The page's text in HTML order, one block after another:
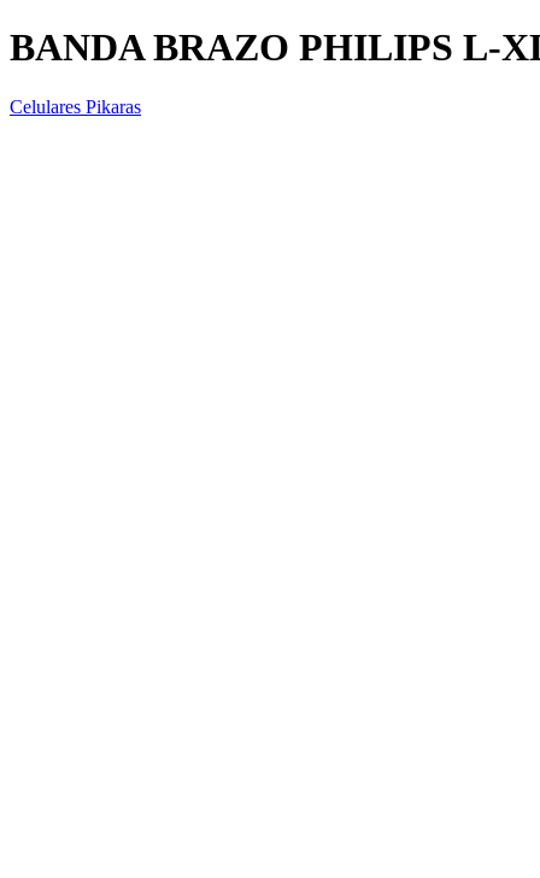
BANDA BRAZO PHILIPS L-
Celulares Pikaras